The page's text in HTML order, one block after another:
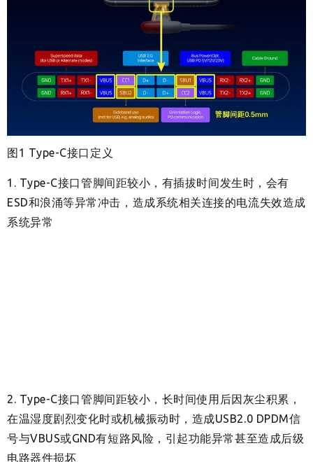
图1 Type-C接口定义
1. Type-C接口管脚间距较小，有插拔时间发生时，会有
ESD和浪涌等异常冲击，造成系统相关连接的电流失效造成
系统异常
2. Type-C接口管脚间距较小，长时间使用后因灰尘积累，
在温湿度剧烈变化时或机械振动时，造成USB2.0 DPDM信
号与VBUS或GND有短路风险，引起功能异常甚至造成后级
电路器件损坏